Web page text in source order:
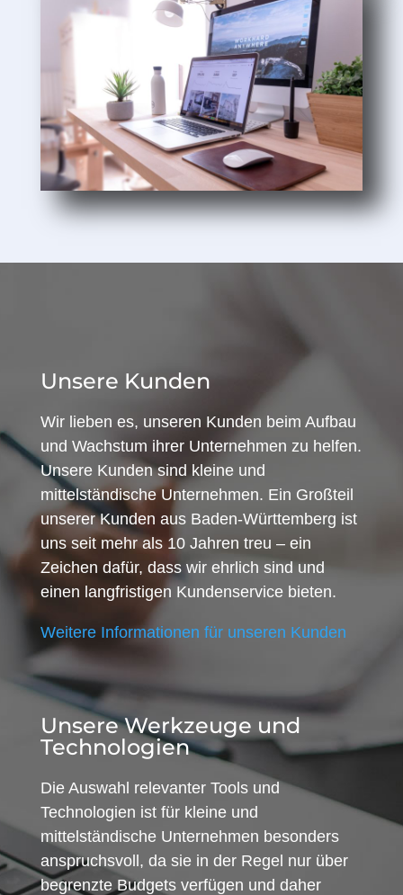
Unsere Kunden
Wir lieben es, unseren Kunden beim Aufbau
und Wachstum ihrer Unternehmen zu helfen.
Unsere Kunden sind kleine und
mittelständische Unternehmen. Ein Großteil
unserer Kunden aus Baden-Württemberg ist
uns seit mehr als 10 Jahren treu – ein
Zeichen dafür, dass wir ehrlich sind und
einen langfristigen Kundenservice bieten.
Weitere Informationen für unseren Kunden
Unsere Werkzeuge und
Technologien
Die Auswahl relevanter Tools und
Technologien ist für kleine und
mittelständische Unternehmen besonders
anspruchsvoll, da sie in der Regel nur über
begrenzte Budgets verfügen und daher